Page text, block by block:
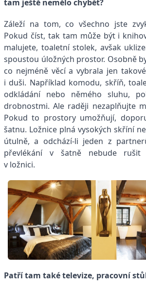
tam ještě nemělo chybět?
Záleží na tom, co všechno jste
Pokud číst, tak tam může být i
malujete, toaletní stolek, avšak
spoustou úložných prostor. Osobně
co nejméně věcí a vybrala jen
i duši. Například komodu, skříň,
odkládání nebo němého sluhu,
drobnostmi. Ale raději nezaplňujte
Pokud to prostory umožňují,
šatnu. Ložnice plná vysokých skříní
útulně, a odchází-li jeden z
převlékání v šatně nebude rušit
v ložnici.
Patří tam také televize, pracovní